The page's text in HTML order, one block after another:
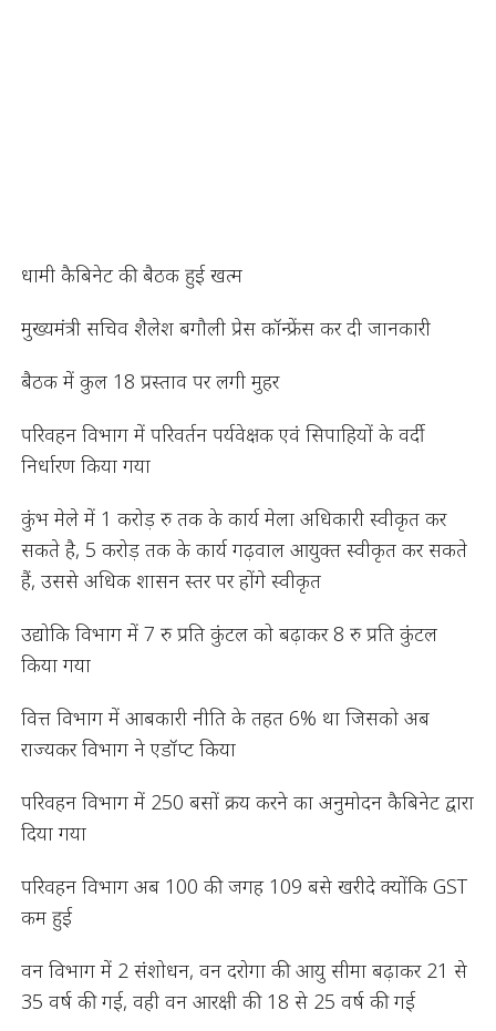
धामी कैबिनेट की बैठक हुई खत्म
मुख्यमंत्री सचिव शैलेश बगौली प्रेस कॉन्फ्रेंस कर दी जानकारी
बैठक में कुल 18 प्रस्ताव पर लगी मुहर
परिवहन विभाग में परिवर्तन पर्यवेक्षक एवं सिपाहियों के वर्दी
निर्धारण किया गया
कुंभ मेले में 1 करोड़ रु तक के कार्य मेला अधिकारी स्वीकृत कर
सकते है, 5 करोड़ तक के कार्य गढ़वाल आयुक्त स्वीकृत कर सकते
हैं, उससे अधिक शासन स्तर पर होंगे स्वीकृत
उद्योकि विभाग में 7 रु प्रति कुंटल को बढ़ाकर 8 रु प्रति कुंटल
किया गया
वित्त विभाग में आबकारी नीति के तहत 6% था जिसको अब
राज्यकर विभाग ने एडॉप्ट किया
परिवहन विभाग में 250 बसों क्रय करने का अनुमोदन कैबिनेट द्वारा
दिया गया
परिवहन विभाग अब 100 की जगह 109 बसे खरीदे क्योंकि GST
कम हुई
वन विभाग में 2 संशोधन, वन दरोगा की आयु सीमा बढ़ाकर 21 से
35 वर्ष की गई, वही वन आरक्षी की 18 से 25 वर्ष की गई